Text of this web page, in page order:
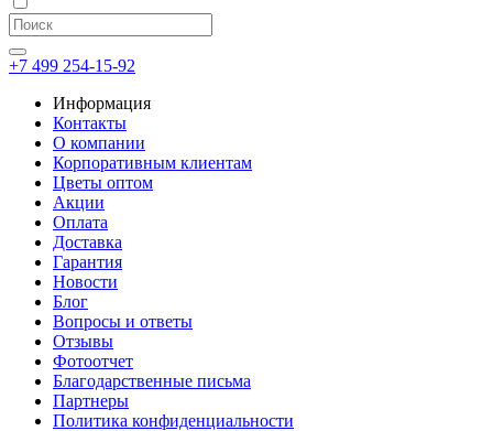
+7 499 254-15-92
Информация
Контакты
О компании
Корпоративным клиентам
Цветы оптом
Акции
Оплата
Доставка
Гарантия
Новости
Блог
Вопросы и ответы
Отзывы
Фотоотчет
Благодарственные письма
Партнеры
Политика конфиденциальности